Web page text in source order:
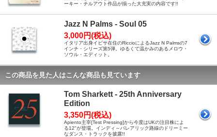
ーキー・チルアウト作品が揃った大充実の内容です!!
Jazz N Palms - Soul 05
3,000円(税込)
イタリア出身イビサ在住のRiccioによるJazz N Palmsの7
インチ・シリーズ第5弾。ゆるくて温かみのあるメロウ・
ソウル・エディット。
この商品を見た人はこんな商品も見ています
Tom Sharkett - 25th Anniversary
Edition
3,350円(税込)
Apiento主宰[Test Pressing]から今度はUKの注目株によ
る12"が登場。インディ～バレアリック路線のドリーミー
なダンス・トラックを披露!!